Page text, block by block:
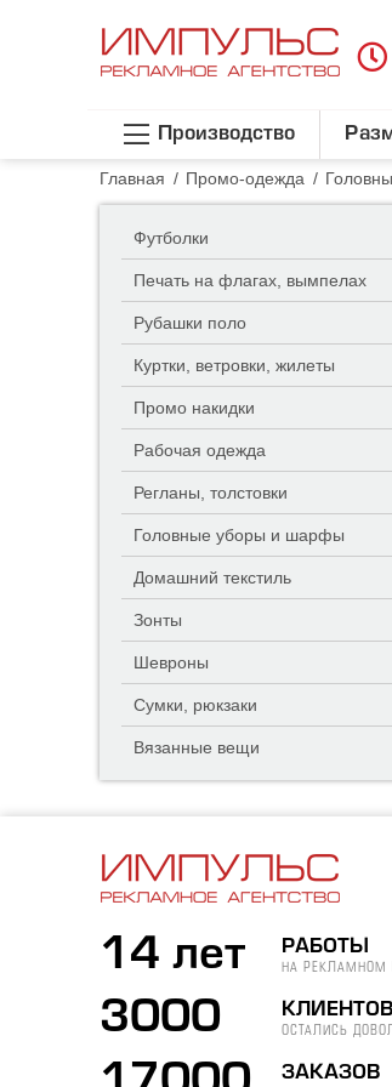
Производство
Главная / Промо-одежда /
Футболки
Печать на флагах, вымпелах
Рубашки поло
Куртки, ветровки, жилеты
Промо накидки
Рабочая одежда
Регланы, толстовки
Головные уборы и шарфы
Домашний текстиль
Зонты
Шевроны
Сумки, рюкзаки
Вязанные вещи
14 лет РАБОТЫ
НА РЕКЛАМНОМ
3000 КЛИЕНТОВ
ОСТАЛИСЬ
ЗАКАЗОВ